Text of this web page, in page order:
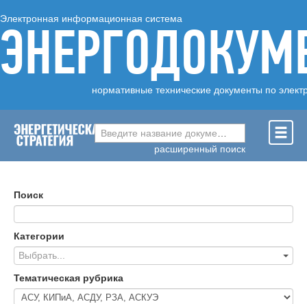
Электронная информационная система
нормативные технические документы по
Введите название документа ...
расширенный поиск
Поиск
Категории
Выбрать...
Тематическая рубрика